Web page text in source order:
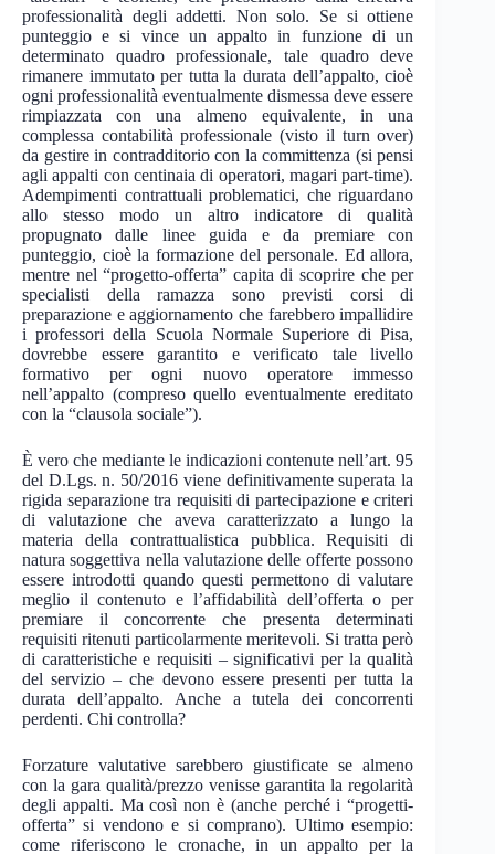
professionalità degli addetti. Non solo. Se si ottiene
punteggio e si vince un appalto in funzione di un
determinato quadro professionale, tale quadro deve
rimanere immutato per tutta la durata dell’appalto, cioè
ogni professionalità eventualmente dismessa deve essere
rimpiazzata con una almeno equivalente, in una
complessa contabilità professionale (visto il turn over)
da gestire in contradditorio con la committenza (si pensi
agli appalti con centinaia di operatori, magari part-time).
Adempimenti contrattuali problematici, che riguardano
allo stesso modo un altro indicatore di qualità
propugnato dalle linee guida e da premiare con
punteggio, cioè la formazione del personale. Ed allora,
mentre nel “progetto-offerta” capita di scoprire che per
specialisti della ramazza sono previsti corsi di
preparazione e aggiornamento che farebbero impallidire
i professori della Scuola Normale Superiore di Pisa,
dovrebbe essere garantito e verificato tale livello
formativo per ogni nuovo operatore immesso
nell’appalto (compreso quello eventualmente ereditato
con la “clausola sociale”).
È vero che mediante le indicazioni contenute nell’art. 95
del D.Lgs. n. 50/2016 viene definitivamente superata la
rigida separazione tra requisiti di partecipazione e criteri
di valutazione che aveva caratterizzato a lungo la
materia della contrattualistica pubblica. Requisiti di
natura soggettiva nella valutazione delle offerte possono
essere introdotti quando questi permettono di valutare
meglio il contenuto e l’affidabilità dell’offerta o per
premiare il concorrente che presenta determinati
requisiti ritenuti particolarmente meritevoli. Si tratta però
di caratteristiche e requisiti – significativi per la qualità
del servizio – che devono essere presenti per tutta la
durata dell’appalto. Anche a tutela dei concorrenti
perdenti. Chi controlla?
Forzature valutative sarebbero giustificate se almeno
con la gara qualità/prezzo venisse garantita la regolarità
degli appalti. Ma così non è (anche perché i “progetti-
offerta” si vendono e si comprano). Ultimo esempio:
come riferiscono le cronache, in un appalto per la